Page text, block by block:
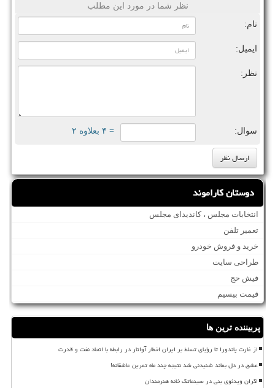
نظر شما در مورد این مطلب
نام:
ایمیل:
نظر:
سوال: = ۴ بعلاوه ۲
دوستان کاراموند
انتخابات مجلس ، کاندیدای مجلس
تعمیر تلفن
خرید و فروش خودرو
طراحی سایت
فیش حج
قیمت بیسیم
پربیننده ترین ها
از غارت پاندورا تا رؤیای تسلط بر ایران اخطار آواتار در رابطه با اتحاد نفت و قدرت
عشق در دل بماند شنیدنی شد نتیجه چند ماه تمرین عاشقانه!
اکران ویدئوی بنی در سینماتک خانه هنرمندان